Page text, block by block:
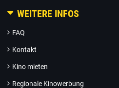
WEITERE INFOS
FAQ
Kontakt
Kino mieten
Regionale Kinowerbung